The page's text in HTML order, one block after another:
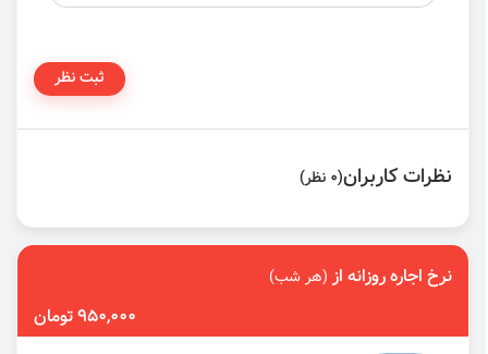
ثبت نظر
نظرات کاربران(0 نظر)
نرخ اجاره روزانه از(هر شب)
950,000 تومان